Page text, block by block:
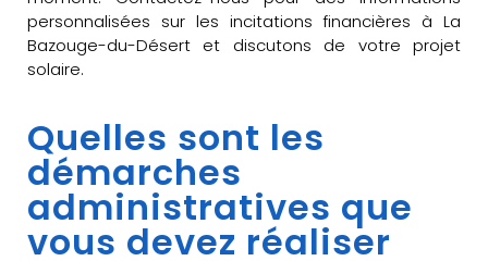
personnalisées sur les incitations financières à La
Bazouge-du-Désert et discutons de votre projet
solaire.
Quelles sont les
démarches
administratives que
vous devez réaliser